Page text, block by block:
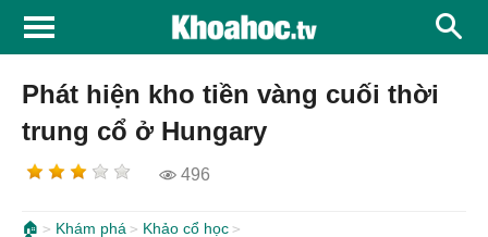
Phát hiện kho tiền vàng cuối thời
trung cổ ở Hungary
496
🏠 Khám phá Khảo cổ học